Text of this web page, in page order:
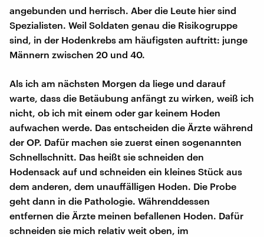
angebunden und herrisch. Aber die Leute hier sind
Spezialisten. Weil Soldaten genau die Risikogruppe
sind, in der Hodenkrebs am häufigsten auftritt: junge
Männern zwischen 20 und 40.
Als ich am nächsten Morgen da liege und darauf
warte, dass die Betäubung anfängt zu wirken, weiß ich
nicht, ob ich mit einem oder gar keinem Hoden
aufwachen werde. Das entscheiden die Ärzte während
der OP. Dafür machen sie zuerst einen sogenannten
Schnellschnitt. Das heißt sie schneiden den
Hodensack auf und schneiden ein kleines Stück aus
dem anderen, dem unauffälligen Hoden. Die Probe
geht dann in die Pathologie. Währenddessen
entfernen die Ärzte meinen befallenen Hoden. Dafür
schneiden sie mich relativ weit oben, im